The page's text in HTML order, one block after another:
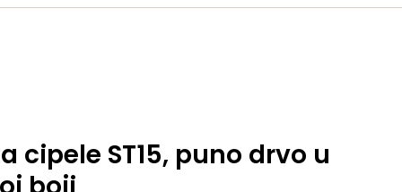
cipele ST15, puno drvo u